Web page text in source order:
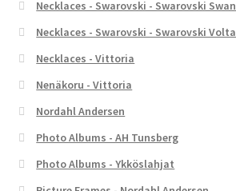
Necklaces - Swarovski - Swarovski Swan
Necklaces - Swarovski - Swarovski Volta
Necklaces - Vittoria
Nenäkoru - Vittoria
Nordahl Andersen
Photo Albums - AH Tunsberg
Photo Albums - Ykköslahjat